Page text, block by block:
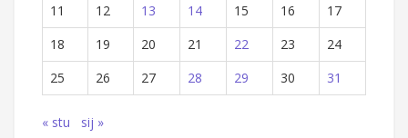
11
12 13 14 15 16
17
18
19 20 21 22 23
24
25
26 27 28 29 30 31
« stu sij »